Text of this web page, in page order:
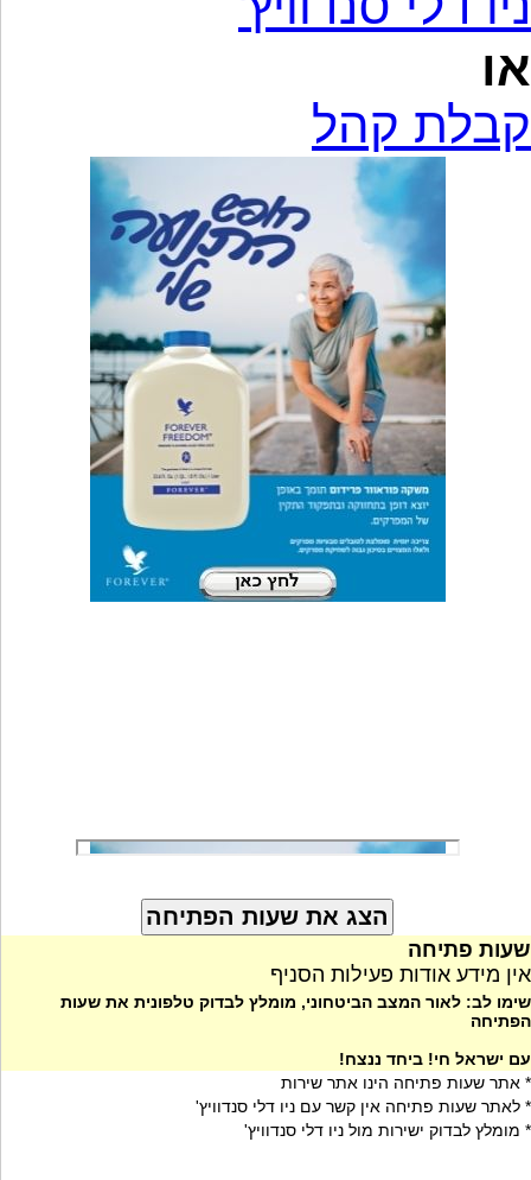
או
קבלת קהל
שעות פתיחה
אין מידע אודות פעילות הסניף
שימו לב: לאור המצב הביטחוני, מומלץ לבדוק טלפונית את שעות
הפתיחה
עם ישראל חי! ביחד ננצח!
* אתר שעות פתיחה הינו אתר שירות
* לאתר שעות פתיחה אין קשר עם ניו דלי סנדוויץ'
* מומלץ לבדוק ישירות מול ניו דלי סנדוויץ'